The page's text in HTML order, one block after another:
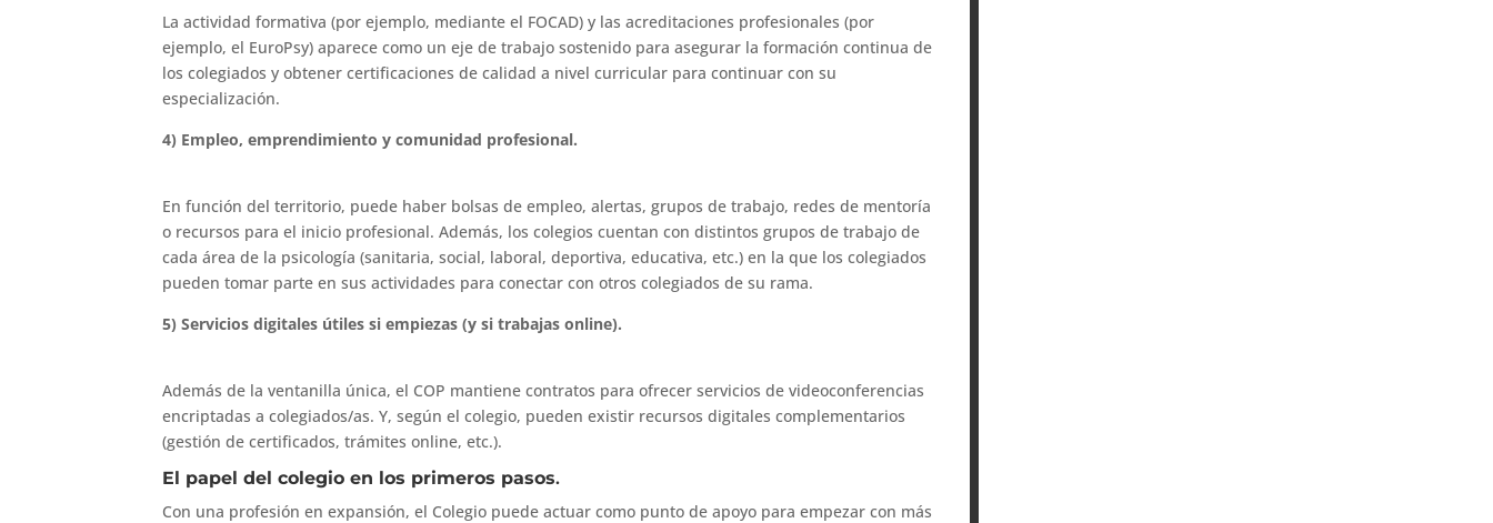
La actividad formativa (por ejemplo, mediante el FOCAD) y las acreditaciones profesionales (por
ejemplo, el EuroPsy) aparece como un eje de trabajo sostenido para asegurar la formación continua de
los colegiados y obtener certificaciones de calidad a nivel curricular para continuar con su
especialización.
4) Empleo, emprendimiento y comunidad profesional.
En función del territorio, puede haber bolsas de empleo, alertas, grupos de trabajo, redes de mentoría
o recursos para el inicio profesional. Además, los colegios cuentan con distintos grupos de trabajo de
cada área de la psicología (sanitaria, social, laboral, deportiva, educativa, etc.) en la que los colegiados
pueden tomar parte en sus actividades para conectar con otros colegiados de su rama.
5) Servicios digitales útiles si empiezas (y si trabajas online).
Además de la ventanilla única, el COP mantiene contratos para ofrecer servicios de videoconferencias
encriptadas a colegiados/as. Y, según el colegio, pueden existir recursos digitales complementarios
(gestión de certificados, trámites online, etc.).
El papel del colegio en los primeros pasos.
Con una profesión en expansión, el Colegio puede actuar como punto de apoyo para empezar con más